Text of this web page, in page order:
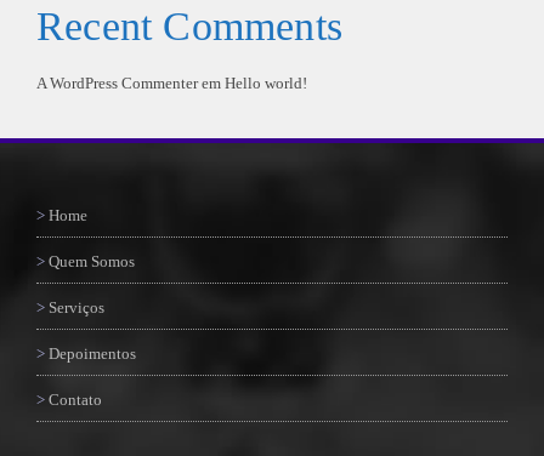
Recent Comments
A WordPress Commenterem Hello world!
Home
Quem Somos
Serviços
Depoimentos
Contato